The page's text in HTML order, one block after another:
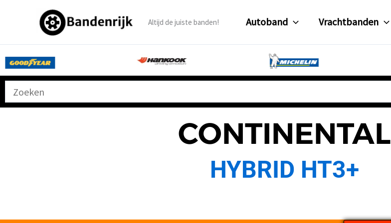
inhoud
Altijd de juiste banden! Autoband Vrachtbanden
CONTINENTAL
HYBRID HT3+